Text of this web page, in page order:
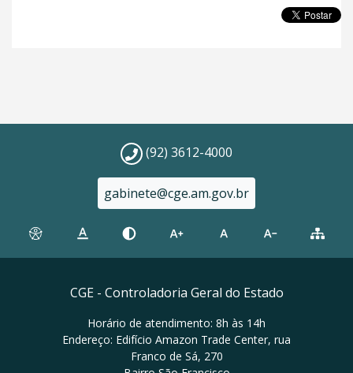
(92) 3612-4000
gabinete@cge.am.gov.br
CGE - Controladoria Geral do Estado
Horário de atendimento: 8h às 14h
Endereço: Edifício Amazon Trade Center, rua
Franco de Sá, 270